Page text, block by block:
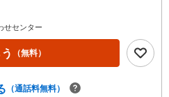
せセンター
（無料）
（通話料無料）